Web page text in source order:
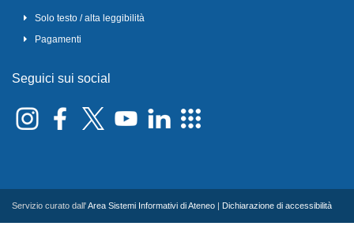
Solo testo / alta leggibilità
Pagamenti
Seguici sui social
Servizio curato dall'Area Sistemi Informativi di Ateneo Dichiarazione di accessibilità